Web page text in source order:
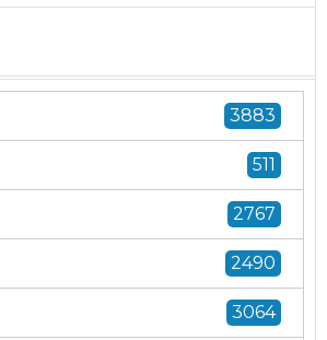
3883
511
2767
2490
3064